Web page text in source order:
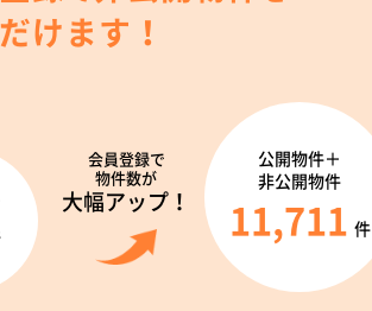
けます！
会員登録で
物件数が
大幅アップ！
公開物件＋
非公開物件
11,711 件